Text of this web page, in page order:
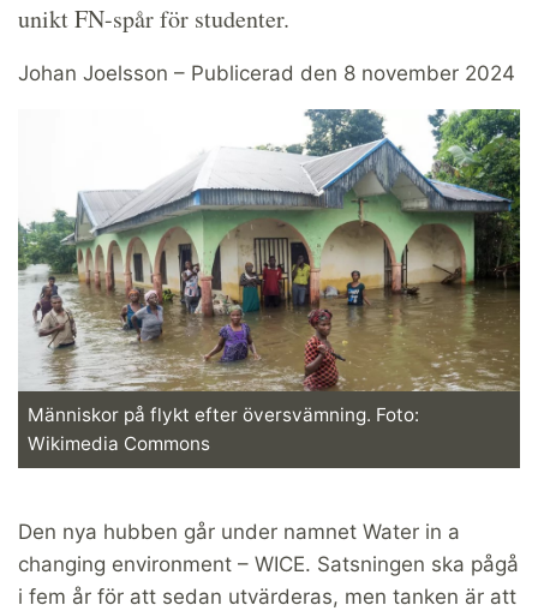
unikt FN-spår för studenter.
Johan Joelsson – Publicerad den 8 november 2024
Människor på flykt efter översvämning. Foto:
Wikimedia Commons
Den nya hubben går under namnet Water in a
changing environment – WICE. Satsningen ska pågå
i fem år för att sedan utvärderas, men tanken är att